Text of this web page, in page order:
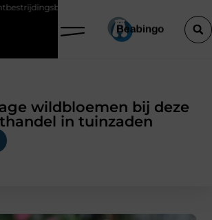
inschakelen vóór je verbouwt
wildbloemen bij deze
in tuinzaden